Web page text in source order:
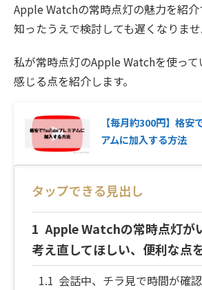
Apple Watchの常時点灯の魅力を紹
知ったうえで検討しても遅くなりませ
私が常時点灯のApple Watchを使って
感じる点を紹介します。
【毎月約300円】格
アムに加入する方法
タップできる見出し
Apple Watchの常時点灯が
考え直してほしい、便利な点
会話中、チラ見で時間が確